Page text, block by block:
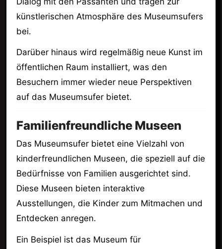
künstlerischen Atmosphäre des Museumsufers
bei.
Darüber hinaus wird regelmäßig neue Kunst im
öffentlichen Raum installiert, was den
Besuchern immer wieder neue Perspektiven
auf das Museumsufer bietet.
Familienfreundliche Museen
Das Museumsufer bietet eine Vielzahl von
kinderfreundlichen Museen, die speziell auf die
Bedürfnisse von Familien ausgerichtet sind.
Diese Museen bieten interaktive
Ausstellungen, die Kinder zum Mitmachen und
Entdecken anregen.
Ein Beispiel ist das Museum für